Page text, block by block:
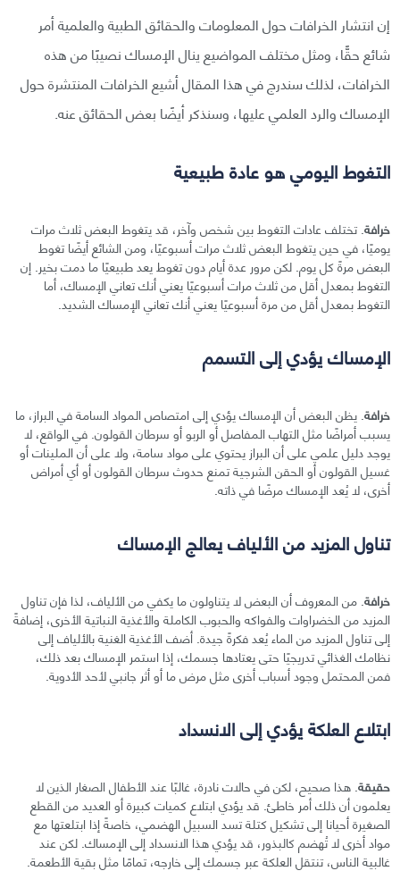
إن انتشار الخرافات حول المعلومات والحقائق الطبية والعلمية أمر
شائع حقًّا، ومثل مختلف المواضيع ينال الإمساك نصيبًا من هذه
الخرافات، لذلك سندرج في هذا المقال أشيع الخرافات المنتشرة حول
الإمساك والرد العلمي عليها، وسنذكر أيضًا بعض الحقائق عنه.
التغوط اليومي هو عادة طبيعية
خرافة. تختلف عادات التغوط بين شخص وآخر، قد يتغوط البعض ثلاث مرات
يوميًا، في حين يتغوط البعض ثلاث مرات أسبوعيًا، ومن الشائع أيضًا تغوط
البعض مرةً كل يوم. لكن مرور عدة أيام دون تغوط يعد طبيعيًا ما دمت بخير. إن
التغوط بمعدل أقل من ثلاث مرات أسبوعيًا يعني أنك تعاني الإمساك، أما
التغوط بمعدل أقل من مرة أسبوعيًا يعني أنك تعاني الإمساك الشديد.
الإمساك يؤدي إلى التسمم
خرافة. يظن البعض أن الإمساك يؤدي إلى امتصاص المواد السامة في البراز، ما
يسبب أمراضًا مثل التهاب المفاصل أو الربو أو سرطان القولون. في الواقع، لا
يوجد دليل علمي على أن البراز يحتوي على مواد سامة، ولا على أن الملينات أو
غسيل القولون أو الحقن الشرجية تمنع حدوث سرطان القولون أو أي أمراض
أخرى، لا يُعد الإمساك مرضًا في ذاته.
تناول المزيد من الألياف يعالج الإمساك
خرافة. من المعروف أن البعض لا يتناولون ما يكفي من الألياف، لذا فإن تناول
المزيد من الخضراوات والفواكه والحبوب الكاملة والأغذية النباتية الأخرى، إضافةً
إلى تناول المزيد من الماء يُعد فكرةً جيدة. أضف الأغذية الغنية بالألياف إلى
نظامك الغذائي تدريجيًا حتى يعتادها جسمك، إذا استمر الإمساك بعد ذلك،
فمن المحتمل وجود أسباب أخرى مثل مرض ما أو أثر جانبي لأحد الأدوية.
ابتلاع العلكة يؤدي إلى الانسداد
حقيقة. هذا صحيح، لكن في حالات نادرة، غالبًا عند الأطفال الصغار الذين لا
يعلمون أن ذلك أمر خاطئ. قد يؤدي ابتلاع كميات كبيرة أو العديد من القطع
الصغيرة أحيانا إلى تشكيل كتلة تسد السبيل الهضمي، خاصةً إذا ابتلعتها مع
مواد أخرى لا تُهضم كالبذور، قد يؤدي هذا الانسداد إلى الإمساك. لكن عند
غالبية الناس، تنتقل العلكة عبر جسمك إلى خارجه، تمامًا مثل بقية الأطعمة.